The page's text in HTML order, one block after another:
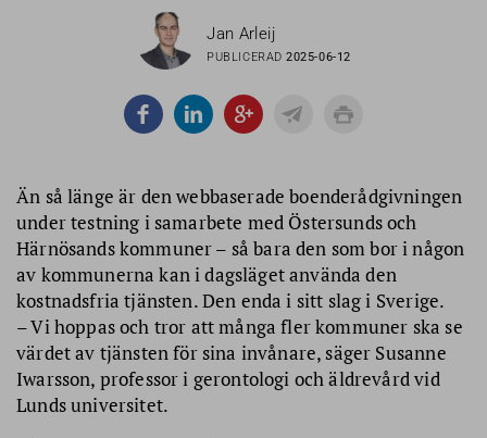
Jan Arleij
PUBLICERAD2025-06-12
Än så länge är den webbaserade boenderådgivningen
under testning i samarbete med Östersunds och
Härnösands kommuner – så bara den som bor i någon
av kommunerna kan i dagsläget använda den
kostnadsfria tjänsten. Den enda i sitt slag i Sverige.
– Vi hoppas och tror att många fler kommuner ska se
värdet av tjänsten för sina invånare, säger Susanne
Iwarsson, professor i gerontologi och äldrevård vid
Lunds universitet.